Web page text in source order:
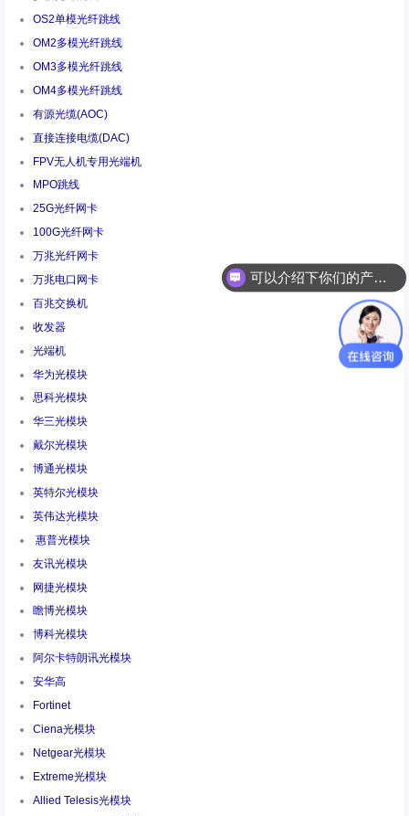
OS2单模光纤跳线
OM2多模光纤跳线
OM3多模光纤跳线
OM4多模光纤跳线
有源光缆(AOC)
直接连接电缆(DAC)
FPV无人机专用光端机
MPO跳线
25G光纤网卡
100G光纤网卡
万兆光纤网卡
万兆电口网卡
百兆交换机
收发器
光端机
华为光模块
思科光模块
华三光模块
戴尔光模块
博通光模块
英特尔光模块
英伟达光模块
惠普光模块
友讯光模块
网捷光模块
瞻博光模块
博科光模块
阿尔卡特朗讯光模块
安华高
Fortinet
Ciena光模块
Netgear光模块
Extreme光模块
Allied Telesis光模块
你们是怎么收费的呢